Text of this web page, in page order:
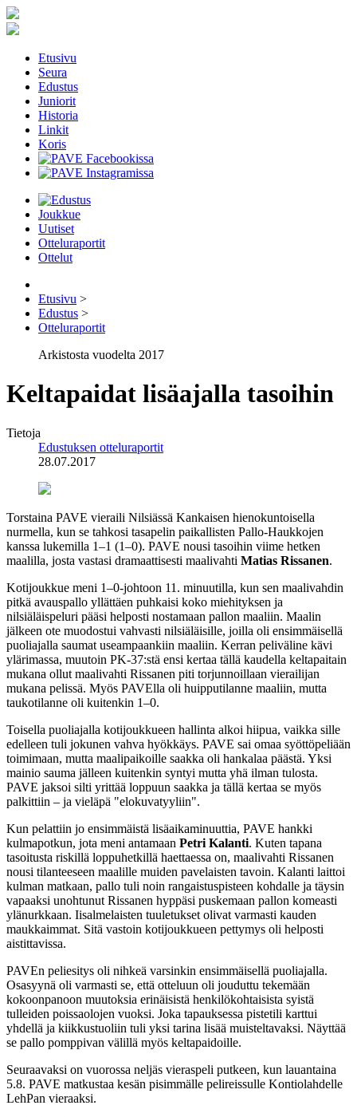
Etusivu
Seura
Edustus
Juniorit
Historia
Linkit
Koris
Joukkue
Uutiset
Otteluraportit
Ottelut
Etusivu >
Edustus >
Otteluraportit
Arkistosta vuodelta 2017
Keltapaidat lisäajalla tasoihin
Tietoja
Edustuksen otteluraportit
28.07.2017
Torstaina PAVE vieraili Nilsiässä Kankaisen hienokuntoisella
nurmella, kun se tahkosi tasapelin paikallisten Pallo-Haukkojen
kanssa lukemilla 1–1 (1–0). PAVE nousi tasoihin viime hetken
maalilla, josta vastasi dramaattisesti maalivahti Matias Rissanen.
Kotijoukkue meni 1–0-johtoon 11. minuutilla, kun sen maalivahdin
pitkä avauspallo yllättäen puhkaisi koko miehityksen ja
nilsiäläispeluri pääsi helposti nostamaan pallon maaliin. Maalin
jälkeen ote muodostui vahvasti nilsiäläisille, joilla oli ensimmäisellä
puoliajalla saumat useampaankiin maaliin. Kerran peliväline kävi
ylärimassa, muutoin PK-37:stä ensi kertaa tällä kaudella keltapaitain
mukana ollut maalivahti Rissanen piti torjunnoillaan vierailijan
mukana pelissä. Myös PAVElla oli huipputilanne maaliin, mutta
taukotilanne oli kuitenkin 1–0.
Toisella puoliajalla kotijoukkueen hallinta alkoi hiipua, vaikka sille
edelleen tuli jokunen vahva hyökkäys. PAVE sai omaa syöttöpeliään
toimimaan, mutta maalipaikoille saakka oli hankalaa päästä. Yksi
mainio sauma jälleen kuitenkin syntyi mutta yhä ilman tulosta.
PAVE jaksoi silti yrittää loppuun saakka ja tällä kertaa se myös
palkittiin – ja vieläpä "elokuvatyyliin".
Kun pelattiin jo ensimmäistä lisäaikaminuuttia, PAVE hankki
kulmapotkun, jota meni antamaan Petri Kalanti. Kuten tapana
tasoitusta riskillä loppuhetkillä haettaessa on, maalivahti Rissanen
nousi tilanteeseen maalille muiden pavelaisten tavoin. Kalanti laittoi
kulman matkaan, pallo tuli noin rangaistuspisteen kohdalle ja täysin
vapaaksi unohtunut Rissanen hyppäsi puskemaan pallon komeasti
ylänurkkaan. Iisalmelaisten tuuletukset olivat varmasti kauden
maukkaimmat. Sitä vastoin kotijoukkueen pettymys oli helposti
aistittavissa.
PAVEn peliesitys oli nihkeä varsinkin ensimmäisellä puoliajalla.
Osasyynä oli varmasti se, että otteluun oli jouduttu tekemään
kokoonpanoon muutoksia erinäisistä henkilökohtaisista syistä
tulleiden poissaolojen vuoksi. Joka tapauksessa pistetili karttui
yhdellä ja kiikkustuoliin tuli yksi tarina lisää muisteltavaksi. Näyttää
se pallo pomppivan välillä myös keltapaidoille.
Seuraavaksi on vuorossa neljäs vieraspeli putkeen, kun lauantaina
5.8. PAVE matkustaa kesän pisimmälle pelireissulle Kontiolahdelle
LehPan vieraaksi.